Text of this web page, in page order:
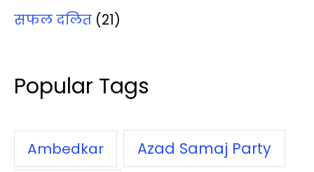
सफल दलित (21)
Popular Tags
Ambedkar
Azad Samaj Party